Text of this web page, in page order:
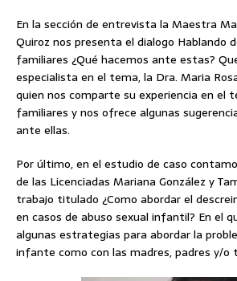
En la sección de entrevista la Maestra
Quiroz nos presenta el dialogo Hablando
familiares ¿Qué hacemos ante estas?
especialista en el tema, la Dra. Maria
quien nos comparte su experiencia en el
familiares y nos ofrece algunas
ante ellas.
Por último, en el estudio de caso
de las Licenciadas Mariana González y
trabajo titulado ¿Como abordar el
en casos de abuso sexual infantil? En el
algunas estrategias para abordar la
infante como con las madres, padres y/o